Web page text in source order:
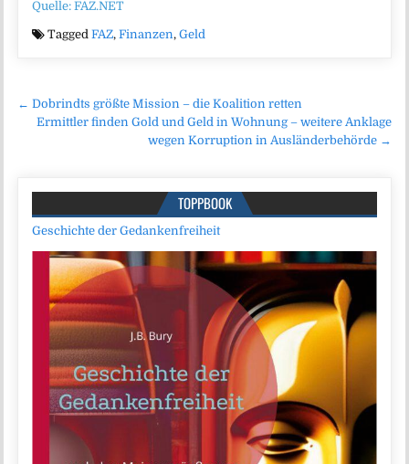
Quelle: FAZ.NET
TaggedFAZ,Finanzen,Geld
Beitragsnavigation
← Dobrindts größte Mission – die Koalition retten
Ermittler finden Gold und Geld in Wohnung – weitere Anklage
wegen Korruption in Ausländerbehörde →
TOPPBOOK
Geschichte der Gedankenfreiheit